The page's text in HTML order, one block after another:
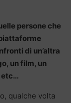
persone che
di un’altra
un film, un
etc…
qualche volta